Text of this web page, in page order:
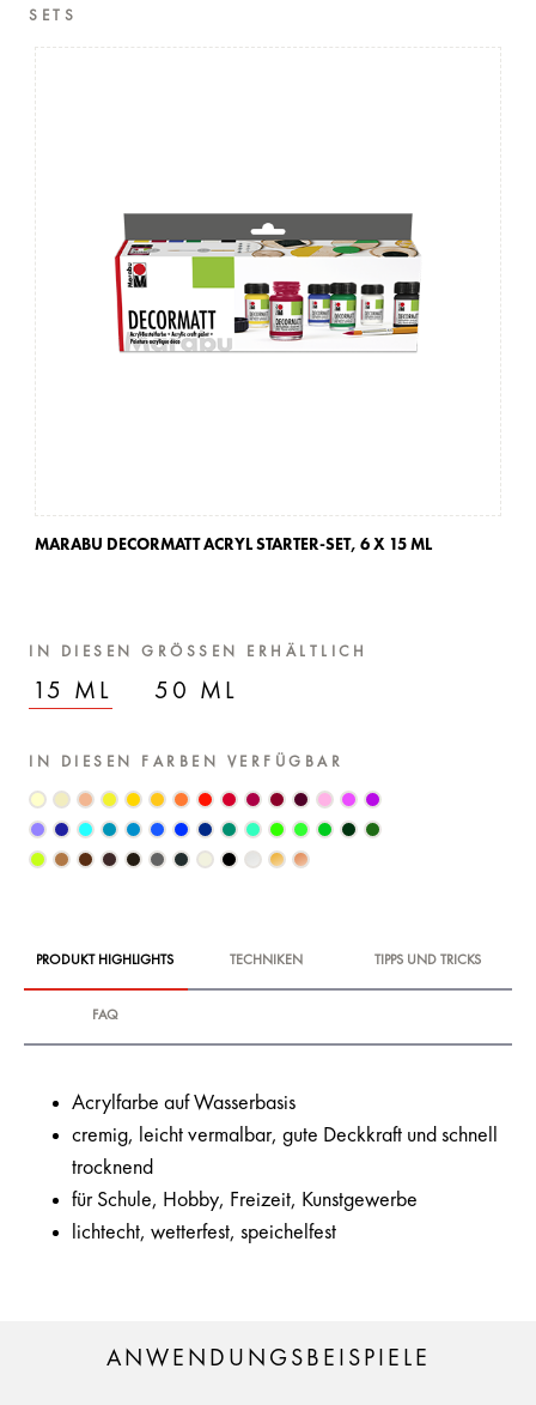
SETS
MARABU DECORMATT ACRYL STARTER-SET, 6 X 15 ML
IN DIESEN GRÖSSEN ERHÄLTLICH
15 ML 50 ML
IN DIESEN FARBEN VERFÜGBAR
PRODUKT HIGHLIGHTS TECHNIKEN TIPPS UND TRICKS
FAQ
Acrylfarbe auf Wasserbasis
cremig, leicht vermalbar, gute Deckkraft und schnell
trocknend
für Schule, Hobby, Freizeit, Kunstgewerbe
lichtecht, wetterfest, speichelfest
ANWENDUNGSBEISPIELE